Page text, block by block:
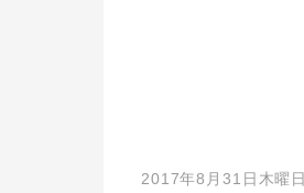
2017年8月31日木曜日